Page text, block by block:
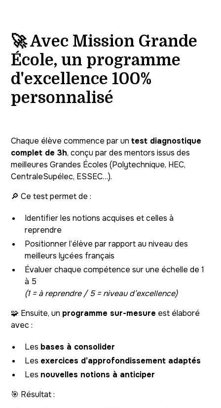
🚀 Avec Mission Grande
École, un programme
d'excellence 100%
personnalisé
Chaque élève commence par untest diagnostique
complet de 3h, conçu par des mentors issus des
meilleures Grandes Écoles (Polytechnique, HEC,
CentraleSupélec, ESSEC…).
🔎 Ce test permet de :
Identifier les notions acquises et celles à
reprendre
Positionner l’élève par rapport au niveau des
meilleurs lycées français
Évaluer chaque compétence sur une échelle de 1
à 5
(1 = à reprendre / 5 = niveau d’excellence)
🧩 Ensuite, un programme sur-mesure est élaboré
avec :
Les bases à consolider
Les exercices d’approfondissement adaptés
Les nouvelles notions à anticiper
🎯 Résultat :